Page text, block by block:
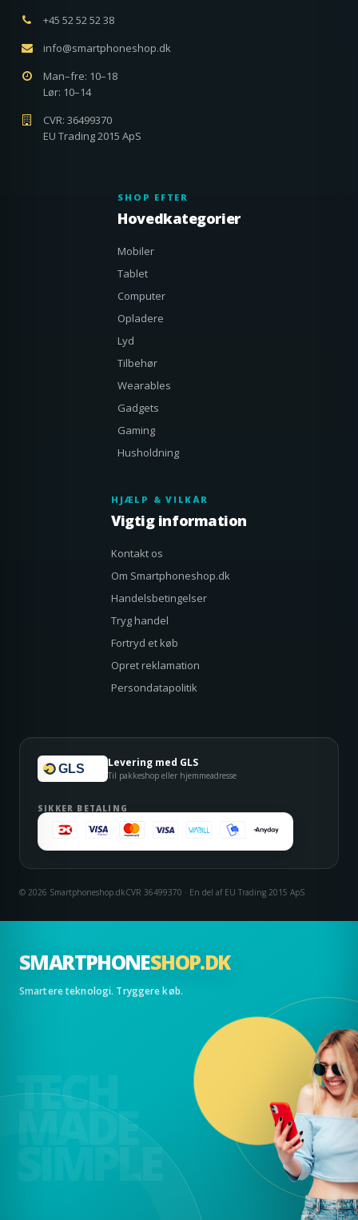
SMARTPHONESHOP.DK
Smartere teknologi. Tryggere køb.
TECH
MADE
SIMPLE
+45 52 52 52 38
info@smartphoneshop.dk
Man–fre: 10–18
Lør: 10–14
CVR: 36499370
EU Trading 2015 ApS
SHOP EFTER
Hovedkategorier
Mobiler
Tablet
Computer
Opladere
Lyd
Tilbehør
Wearables
Gadgets
Gaming
Husholdning
HJÆLP & VILKÅR
Vigtig information
Kontakt os
Om Smartphoneshop.dk
Handelsbetingelser
Tryg handel
Fortryd et køb
Opret reklamation
Persondatapolitik
GLS Levering med GLS
Til pakkeshop eller hjemmeadresse
SIKKER BETALING
© 2026 Smartphoneshop.dkCVR 36499370 · En del af EU Trading 2015 ApS